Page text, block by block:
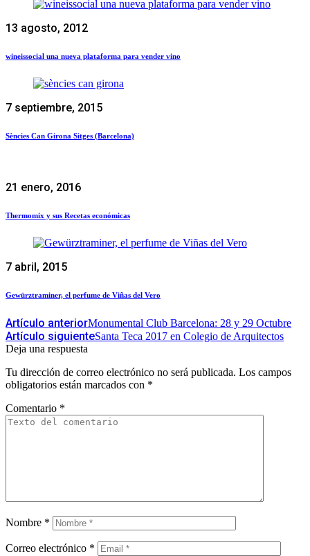
13 agosto, 2012
wineissocial una nueva plataforma para vender vino
7 septiembre, 2015
Sències Can Girona Sitges (Barcelona)
21 enero, 2016
Thermomix y sus Recetas económicas
7 abril, 2015
Gewürztraminer, el perfume de Viñas del Vero
Artículo anteriorMonumental Club Barcelona: 28 y 29 Octubre
Artículo siguienteSanta Teca 2017 en Colegio de Arquitectos
Deja una respuesta
Tu dirección de correo electrónico no será publicada. Los campos
obligatorios están marcados con *
Comentario *
Nombre *
Correo electrónico *